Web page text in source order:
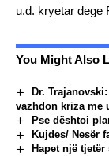
u.d. kryetar dege
You Might Also
Dr.
vazhdon kriza me
Pse dështoi
Kujdes/ Nesër
Hapet një